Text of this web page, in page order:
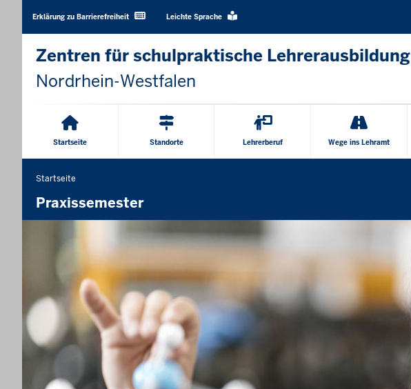
Sprachen
Erklärung zu Barrierefreiheit Leichte Sprache
Zentren für schulpraktische Lehrerausbildung
Nordrhein-Westfalen
Hauptnavigation
Startseite Standorte Lehrerberuf Wege ins Lehramt
Sie
befinden
Startseite
Praxissemester